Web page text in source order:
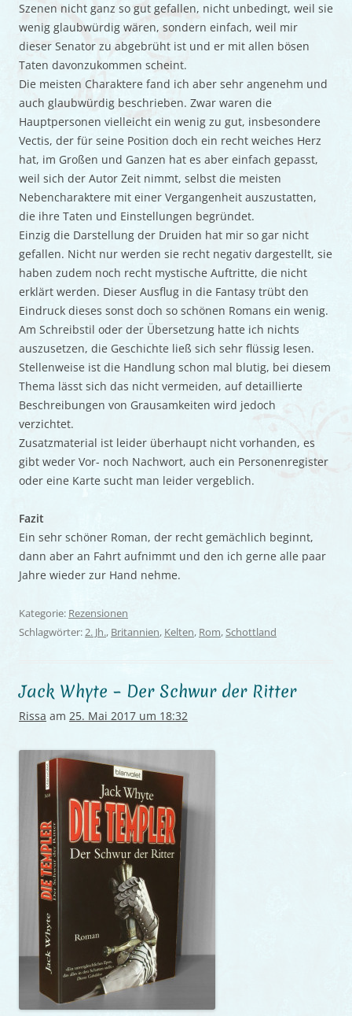
Szenen nicht ganz so gut gefallen, nicht unbedingt, weil sie
wenig glaubwürdig wären, sondern einfach, weil mir
dieser Senator zu abgebrüht ist und er mit allen bösen
Taten davonzukommen scheint.
Die meisten Charaktere fand ich aber sehr angenehm und
auch glaubwürdig beschrieben. Zwar waren die
Hauptpersonen vielleicht ein wenig zu gut, insbesondere
Vectis, der für seine Position doch ein recht weiches Herz
hat, im Großen und Ganzen hat es aber einfach gepasst,
weil sich der Autor Zeit nimmt, selbst die meisten
Nebencharaktere mit einer Vergangenheit auszustatten,
die ihre Taten und Einstellungen begründet.
Einzig die Darstellung der Druiden hat mir so gar nicht
gefallen. Nicht nur werden sie recht negativ dargestellt, sie
haben zudem noch recht mystische Auftritte, die nicht
erklärt werden. Dieser Ausflug in die Fantasy trübt den
Eindruck dieses sonst doch so schönen Romans ein wenig.
Am Schreibstil oder der Übersetzung hatte ich nichts
auszusetzen, die Geschichte ließ sich sehr flüssig lesen.
Stellenweise ist die Handlung schon mal blutig, bei diesem
Thema lässt sich das nicht vermeiden, auf detaillierte
Beschreibungen von Grausamkeiten wird jedoch
verzichtet.
Zusatzmaterial ist leider überhaupt nicht vorhanden, es
gibt weder Vor- noch Nachwort, auch ein Personenregister
oder eine Karte sucht man leider vergeblich.
Fazit
Ein sehr schöner Roman, der recht gemächlich beginnt,
dann aber an Fahrt aufnimmt und den ich gerne alle paar
Jahre wieder zur Hand nehme.
Kategorie: Rezensionen
Schlagwörter:2. Jh., Britannien, Kelten, Rom,Schottland
Jack Whyte – Der Schwur der Ritter
Rissa am 25. Mai 2017 um 18:32